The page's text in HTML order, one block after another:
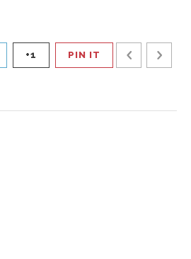
+1 PIN IT